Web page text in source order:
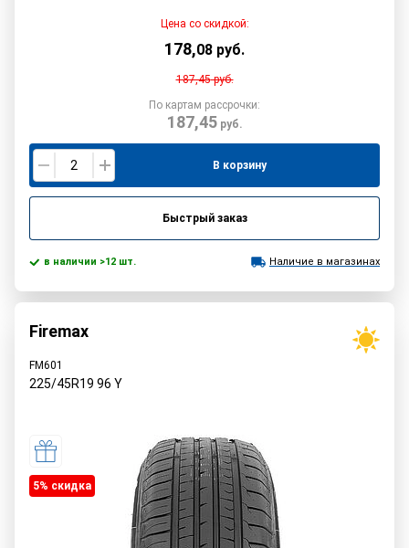
Цена со скидкой:
178,08 руб.
187,45руб.
По картам рассрочки:
187,45руб.
В корзину
Быстрый заказ
в наличии >12 шт. Наличие в магазинах
Firemax
FM601
225/45R19 96 Y
5% cкидка